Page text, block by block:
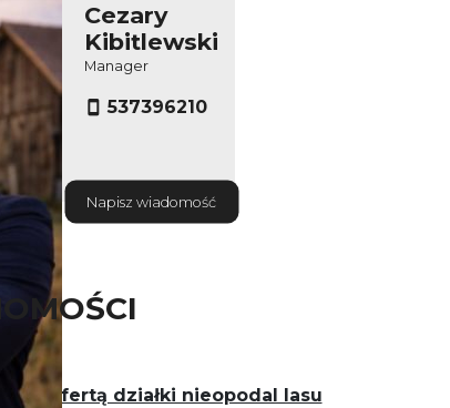
Cezary
Kibitlewski
Manager
537396210
Napisz wiadomość
z ofertą działki nieopodal lasu